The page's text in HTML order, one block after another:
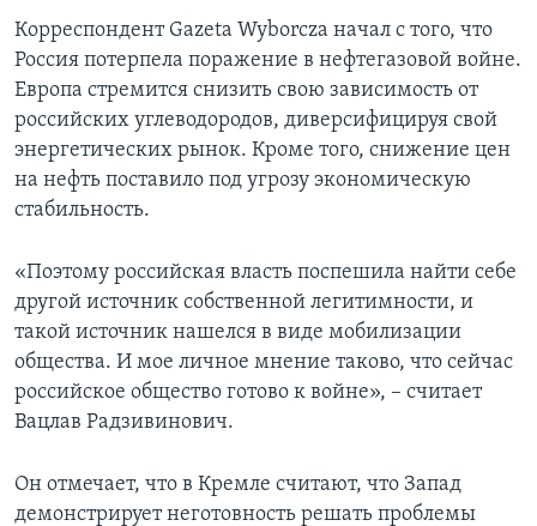
Корреспондент Gazeta Wyborcza начал с того, что
Россия потерпела поражение в нефтегазовой войне.
Европа стремится снизить свою зависимость от
российских углеводородов, диверсифицируя свой
энергетических рынок. Кроме того, снижение цен
на нефть поставило под угрозу экономическую
стабильность.
«Поэтому российская власть поспешила найти себе
другой источник собственной легитимности, и
такой источник нашелся в виде мобилизации
общества. И мое личное мнение таково, что сейчас
российское общество готово к войне», – считает
Вацлав Радзивинович.
Он отмечает, что в Кремле считают, что Запад
демонстрирует неготовность решать проблемы